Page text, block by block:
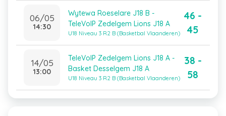
06/05
14:30
Wytewa Roeselare J18 B -
TeleVoIP Zedelgem Lions J18 A
U18 Niveau 3 R2 B (Basketbal Vlaanderen)
46 -
45
14/05
13:00
TeleVoIP Zedelgem Lions J18 A -
Basket Desselgem J18 A
U18 Niveau 3 R2 B (Basketbal Vlaanderen)
38 -
58